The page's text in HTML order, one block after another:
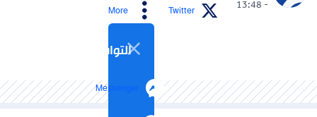
- 13:48
Twitter
More
التواصل الاجتماعي
Messenger